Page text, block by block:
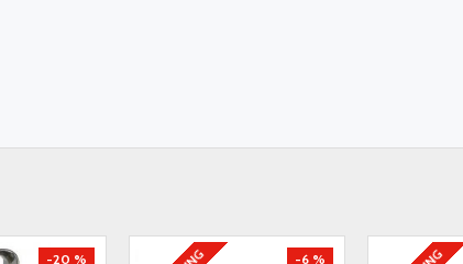
-20 % -6 %